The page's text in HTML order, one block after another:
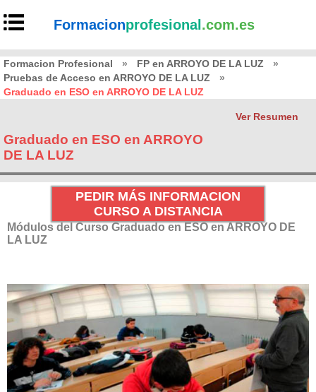
Formacionprofesional .com.es
Formacion Profesional » FP en ARROYO DE LA LUZ
»
Pruebas de Acceso en ARROYO DE LA LUZ
»
Graduado en ESO en ARROYO DE LA LUZ
Ver Resumen
Graduado en ESO en ARROYO
DE LA LUZ
PEDIR MÁS INFORMACION
CURSO A DISTANCIA
Módulos del Curso Graduado en ESO en ARROYO DE
LA LUZ